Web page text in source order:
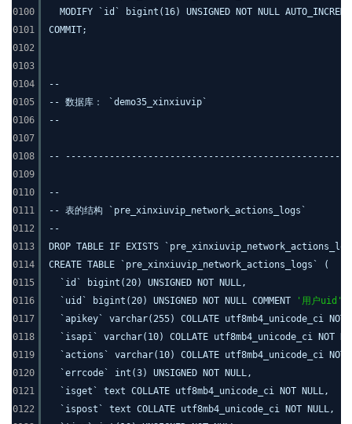
0100
0101
0102
0103
0104
0105
0106
0107
0108
0109
0110
0111
0112
0113
0114
0115
0116
0117
0118
0119
0120
0121
0122
MODIFY `id` bigint(16) UNSIGNED NOT NULL
COMMIT;
--
-- 数据库： `demo35_xinxiuvip`
--
--
--
-- 表的结构 `pre_xinxiuvip_network_actions_logs`
--
DROP TABLE IF EXISTS
CREATE TABLE `pre_xinxiuvip_network_actions_logs` (
`id` bigint(20) UNSIGNED NOT NULL,
`uid` bigint(20) UNSIGNED NOT NULL COMMENT
'用户uid'
`apikey` varchar(255) COLLATE utf8mb4_unicode_ci NOT
`isapi` varchar(10) COLLATE utf8mb4_unicode_ci NOT
`actions` varchar(10) COLLATE utf8mb4_unicode_ci NOT
`errcode` int(3) UNSIGNED NOT NULL,
`isget` text COLLATE utf8mb4_unicode_ci NOT NULL,
`ispost` text COLLATE utf8mb4_unicode_ci NOT NULL,